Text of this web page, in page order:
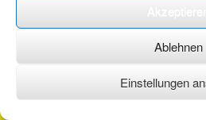
Ablehnen
Einstellungen
©2026 ·erstehilfekurs-mauch.de ·AGB ·